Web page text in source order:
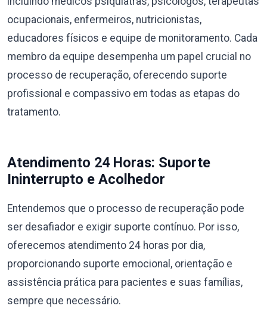
ocupacionais, enfermeiros, nutricionistas,
educadores físicos e equipe de monitoramento. Cada
membro da equipe desempenha um papel crucial no
processo de recuperação, oferecendo suporte
profissional e compassivo em todas as etapas do
tratamento.
Atendimento 24 Horas: Suporte
Ininterrupto e Acolhedor
Entendemos que o processo de recuperação pode
ser desafiador e exigir suporte contínuo. Por isso,
oferecemos atendimento 24 horas por dia,
proporcionando suporte emocional, orientação e
assistência prática para pacientes e suas famílias,
sempre que necessário.